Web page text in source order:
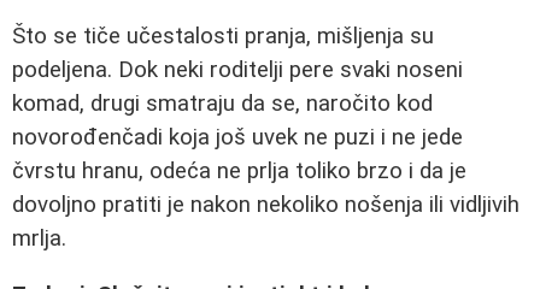
Što se tiče učestalosti pranja, mišljenja su
podeljena. Dok neki roditelji pere svaki noseni
komad, drugi smatraju da se, naročito kod
novorođenčadi koja još uvek ne puzi i ne jede
čvrstu hranu, odeća ne prlja toliko brzo i da je
dovoljno pratiti je nakon nekoliko nošenja ili vidljivih
mrlja.